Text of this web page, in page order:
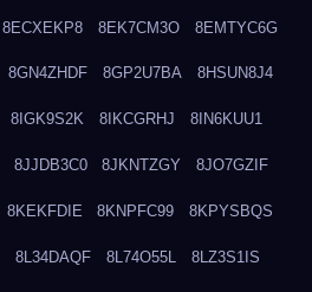
8ECXEKP8 8EK7CM3O 8EMTYC6G
8GN4ZHDF 8GP2U7BA 8HSUN8J4
8IGK9S2K 8IKCGRHJ 8IN6KUU1
8JJDB3C0 8JKNTZGY 8JO7GZIF
8KEKFDIE 8KNPFC99 8KPYSBQS
8L34DAQF 8L74O55L 8LZ3S1IS